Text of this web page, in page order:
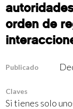
orden de
Publicado
Claves
Si tienes solo